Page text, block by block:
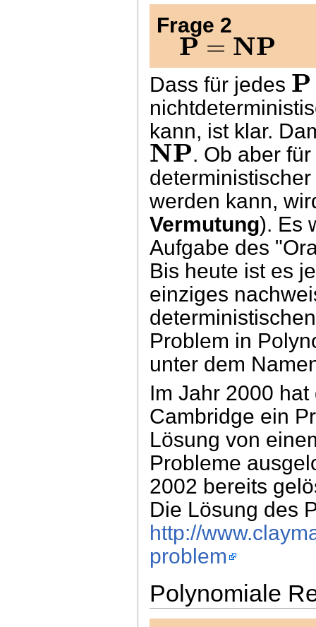
Frage 2
P=NP
Dass für jedes P
kann, ist klar.
NP. Ob aber
werden kann,
Vermutung). Es
Aufgabe des
Bis heute ist es
einziges
Problem in
unter dem
Im Jahr 2000
Cambridge ein
Lösung von
Probleme
2002 bereits
Die Lösung des
http://
problem
Polynomiale